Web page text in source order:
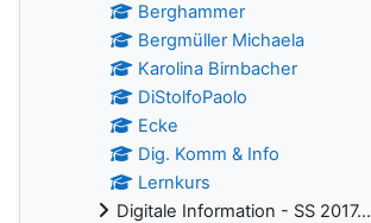
Berghammer
Bergmüller Michaela
Karolina Birnbacher
DiStolfoPaolo
Ecke
Dig. Komm & Info
Lernkurs
Digitale Information - SS 2017...